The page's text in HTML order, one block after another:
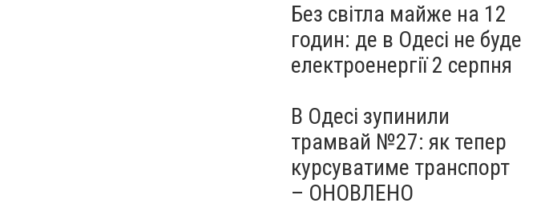
Без світла майже на 12
годин: де в Одесі не буде
електроенергії 2 серпня
В Одесі зупинили
трамвай №27: як тепер
курсуватиме транспорт
– ОНОВЛЕНО